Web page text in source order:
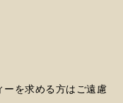
を求める方はご遠慮